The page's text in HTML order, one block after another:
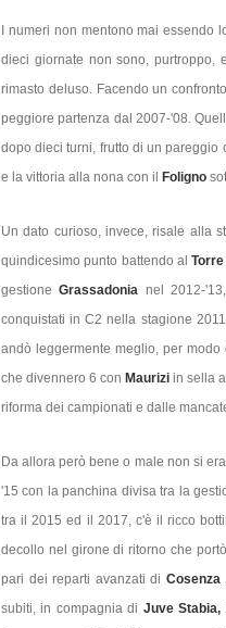
I numeri non mentono mai
dieci giornate non sono, purtroppo,
rimasto deluso. Facendo un
peggiore partenza dal 2007-'08.
dopo dieci turni, frutto di un pareggio
e la vittoria alla nona con il
Foligno
Un dato curioso, invece, risale alla
quindicesimo punto battendo alTorre
gestioneGrassadonia nel 2012-
conquistati in C2 nella stagione
andò leggermente meglio, per
che divennero 6 con Maurizi in sella
riforma dei campionati e dalle
Da allora però bene o male non si
'15 con la panchina divisa tra la
tra il 2015 ed il 2017, c'è il ricco
decollo nel girone di ritorno che
pari dei reparti avanzati di Cosenza
subiti, in compagnia di Juve Stabia,